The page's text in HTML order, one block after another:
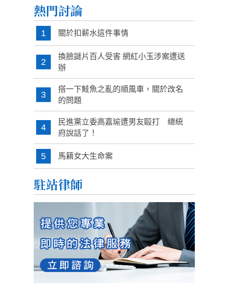
熱門討論
1 關於扣薪水這件事情
2
換臉謎片百人受害 網紅小玉涉案遭送
辦
3
搭一下鮭魚之亂的順風車，關於改名
的問題
4
民進黨立委高嘉瑜遭男友毆打 總統
府說話了！
5 馬籍女大生命案
駐站律師